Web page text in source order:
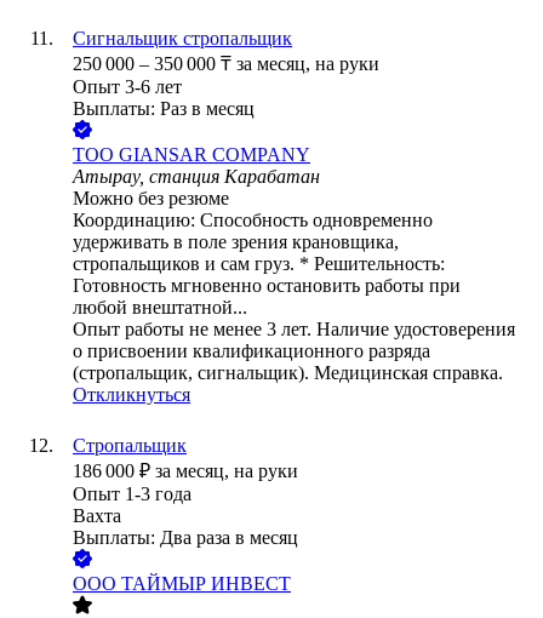
Сигнальщик стропальщик
250 000 – 350 000 ₸ за месяц, на руки
Опыт 3-6 лет
Выплаты: Раз в месяц
ТОО GIANSAR COMPANY
Атырау, станция Карабатан
Можно без резюме
Координацию: Способность одновременно
удерживать в поле зрения крановщика,
стропальщиков и сам груз. * Решительность:
Готовность мгновенно остановить работы при
любой внештатной...
Опыт работы не менее 3 лет. Наличие удостоверения
о присвоении квалификационного разряда
(стропальщик, сигнальщик). Медицинская справка.
Откликнуться
Стропальщик
186 000 ₽ за месяц, на руки
Опыт 1-3 года
Вахта
Выплаты: Два раза в месяц
ООО ТАЙМЫР ИНВЕСТ